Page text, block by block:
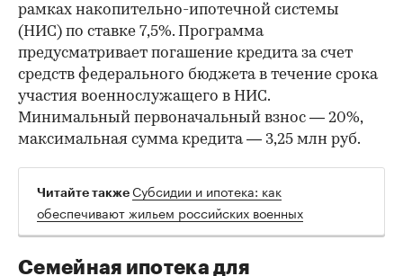
рамках накопительно-ипотечной системы
(НИС) по ставке 7,5%. Программа
предусматривает погашение кредита за счет
средств федерального бюджета в течение срока
участия военнослужащего в НИС.
Минимальный первоначальный взнос — 20%,
максимальная сумма кредита — 3,25 млн руб.
Читайте также Субсидии и ипотека: как
обеспечивают жильем российских военных
Семейная ипотека для